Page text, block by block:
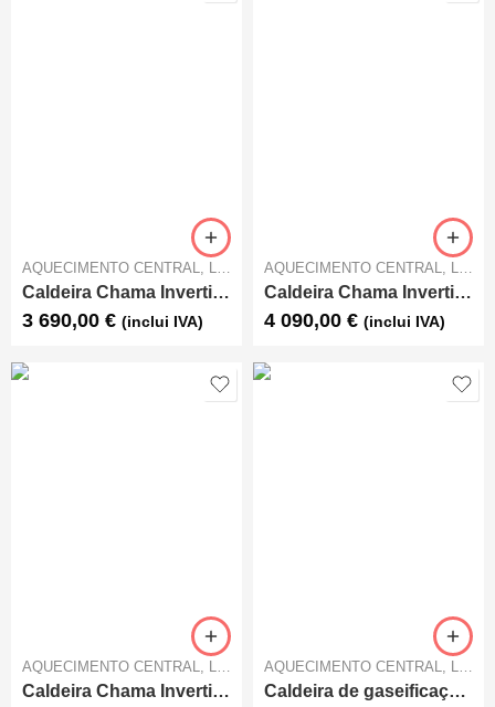
AQUECIMENTO CENTRAL, LENHA
Caldeira Chama Invertida Solaris 25 kW
3 690,00 € (inclui IVA)
AQUECIMENTO CENTRAL, LENHA
Caldeira Chama Invertida Solaris 32 kW
4 090,00 € (inclui IVA)
AQUECIMENTO CENTRAL, LENHA
Caldeira Chama Invertida Solaris 40 kW
AQUECIMENTO CENTRAL, LENHA
Caldeira de gaseificação a lenha DC25S ATMOS